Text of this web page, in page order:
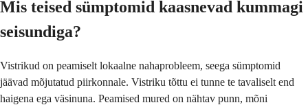
Mis teised sümptomid kaasnevad kummagi
seisundiga?
Vistrikud on peamiselt lokaalne nahaprobleem, seega sümptomid
jäävad mõjutatud piirkonnale. Vistriku tõttu ei tunne te tavaliselt end
haigena ega väsinuna. Peamised mured on nähtav punn, mõni